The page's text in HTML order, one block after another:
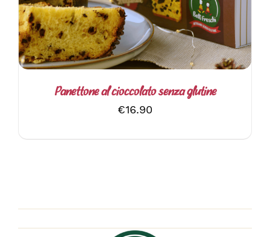
Panettone al cioccolato senza glutine
€16.90